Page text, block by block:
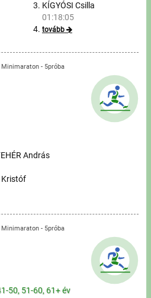
KÍGYÓSI Csilla
01:18:05
tovább
Minimaraton - 5próba
András
Kristóf
Minimaraton - 5próba
50, 51-60, 61+ év